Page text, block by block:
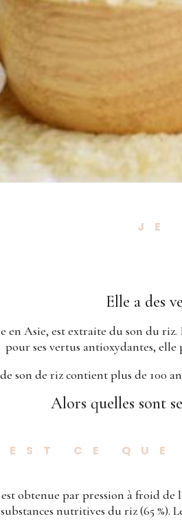
JE
Elle a des
en Asie, est extraite du son du
pour ses vertus antioxydantes,
son de riz contient plus de 100
Alors quelles sont
CE
obtenue par pression à froid
substances nutritives du riz (65 %).